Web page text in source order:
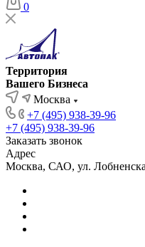
0
Территория
Вашего Бизнеса
Москва
+7 (495) 938-39-96
+7 (495) 938-39-96
Заказать звонок
Адрес
Москва, САО, ул.